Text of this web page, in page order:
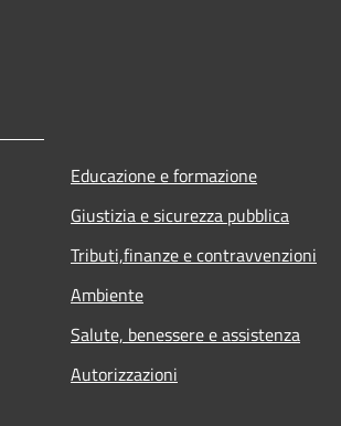
Educazione e formazione
Giustizia e sicurezza pubblica
Tributi,finanze e contravvenzioni
Ambiente
Salute, benessere e assistenza
Autorizzazioni